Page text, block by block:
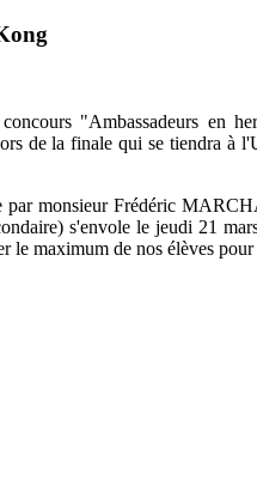
"Ambassadeurs en
de la finale qui se tiendra à
par monsieur Frédéric
s'envole le jeudi 21
le maximum de nos élèves